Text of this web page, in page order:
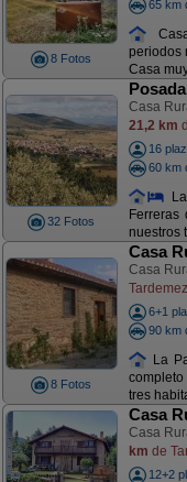
8 Fotos
65 km
periodos
Casa
32 Fotos
Casa
21,2 km
16
60 km
nuestros
8 Fotos
Casa
Casa
6+1
90 km
La
tres
Casa
Casa
km de
12+2